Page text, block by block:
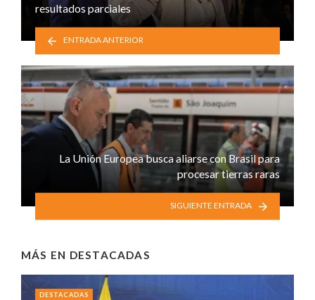
resultados parciales
ENTRADA ANTERIOR
La Unión Europea busca aliarse con Brasil para
procesar tierras raras
SIGUIENTE ENTRADA
MÁS EN DESTACADAS
DESTACADAS